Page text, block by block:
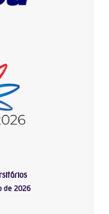
de 2026